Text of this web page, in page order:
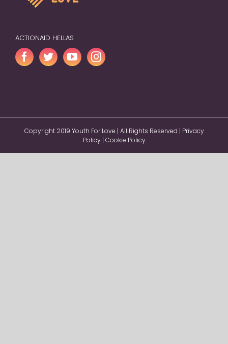
ACTIONAID HELLAS
Copyright 2019 Youth For Love | All Rights Reserved | Privacy
Policy| Cookie Policy